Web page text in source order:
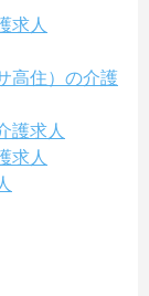
求人
高住）の介護
護求人
求人